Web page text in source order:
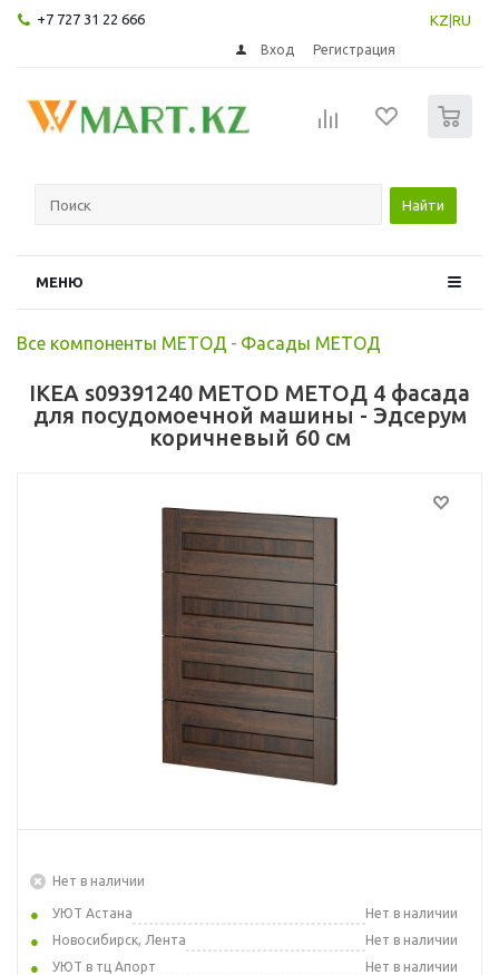
+7 727 31 22 666 KZ RU
Вход Регистрация
Найти
МЕНЮ
Все компоненты МЕТОД - Фасады МЕТОД
IKEA s09391240 METOD МЕТОД 4 фасада
для посудомоечной машины - Эдсерум
коричневый 60 см
Нет в наличии
УЮТ Астана
Нет в наличии
Новосибирск, Лента
Нет в наличии
УЮТ в тц Апорт
Нет в наличии